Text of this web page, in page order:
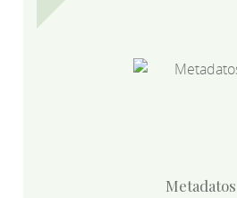
Metadatos